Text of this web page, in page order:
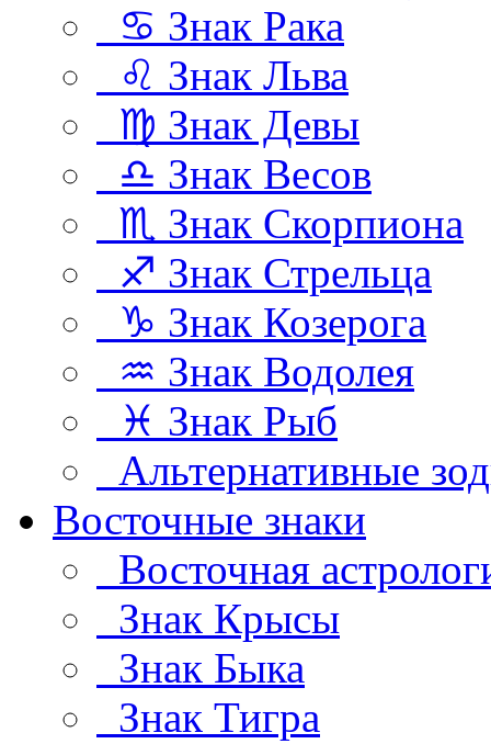
♋ Знак Рака
♌ Знак Льва
♍ Знак Девы
♎ Знак Весов
♏ Знак Скорпиона
♐ Знак Стрельца
♑ Знак Козерога
♒ Знак Водолея
♓ Знак Рыб
Альтернативные
Восточные знаки
Восточная
Знак Крысы
Знак Быка
Знак Тигра